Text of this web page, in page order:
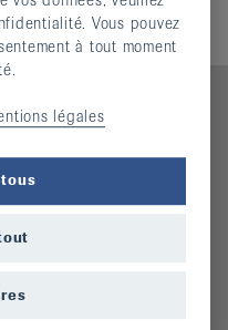
Vous pouvez
à tout moment
légales